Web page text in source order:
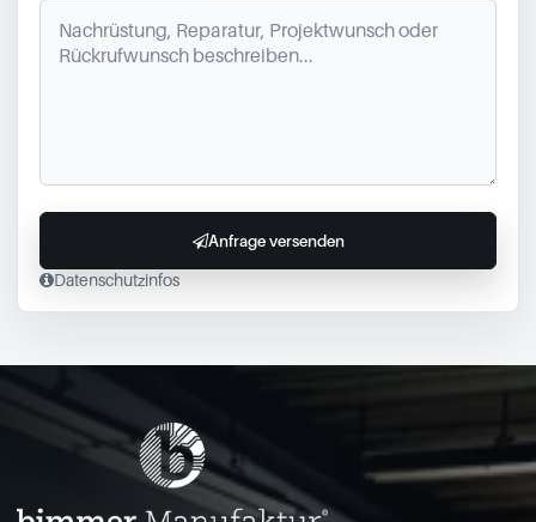
Datenschutzinfos
Anfrage versenden